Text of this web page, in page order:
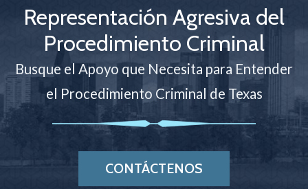
Representación Agresiva del
Procedimiento Criminal
Busque el Apoyo que Necesita para Entender
el Procedimiento Criminal de Texas
CONTÁCTENOS